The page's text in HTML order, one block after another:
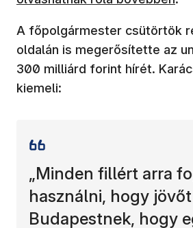
A főpolgármester csütörtök
oldalán is megerősítette az
300 milliárd forint hírét.
kiemeli:
„Minden fillért arra
használni, hogy
Budapestnek, hogy